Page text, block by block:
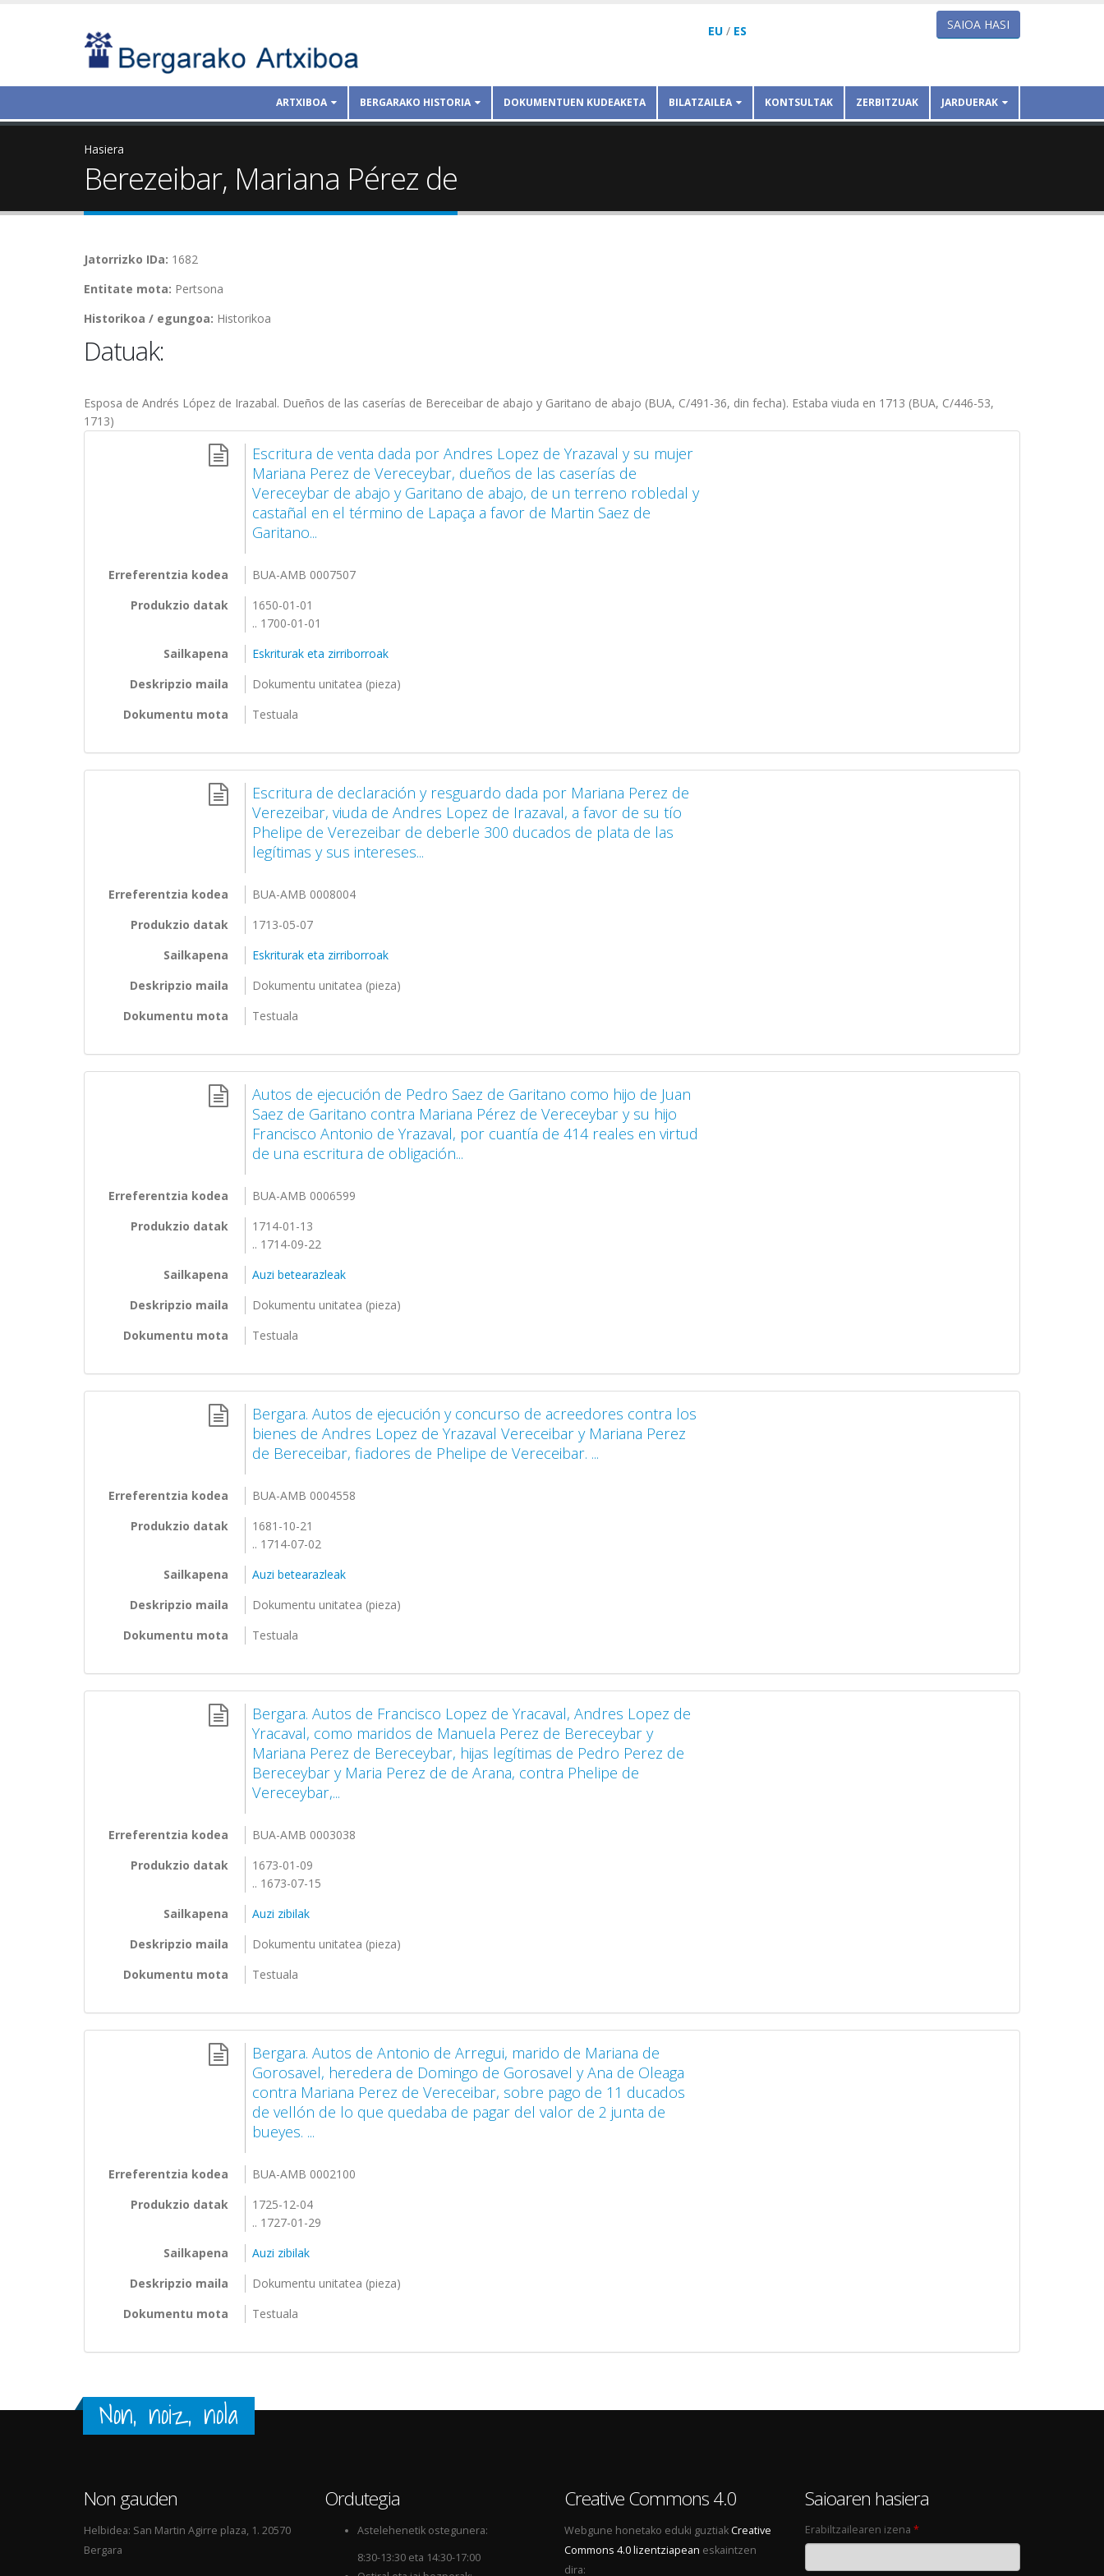
EU / ES SAIOA HASI
ARTXIBOA BERGARAKO HISTORIA DOKUMENTUEN KUDEAKETA BILATZAILEA KONTSULTAK ZERBITZUAK JARDUERAK
Hasiera
Berezeibar, Mariana Pérez de
Jatorrizko IDa: 1682
Entitate mota: Pertsona
Historikoa / egungoa: Historikoa
Datuak:
Esposa de Andrés López de Irazabal. Dueños de las caserías de Bereceibar de abajo y Garitano de abajo (BUA, C/491-36, din fecha). Estaba viuda en 1713 (BUA, C/446-53,
1713)
Escritura de venta dada por Andres Lopez de Yrazaval y su mujer
Mariana Perez de Vereceybar, dueños de las caserías de
Vereceybar de abajo y Garitano de abajo, de un terreno robledal y
castañal en el término de Lapaça a favor de Martin Saez de
Garitano...
Erreferentzia kodea
BUA-AMB 0007507
Produkzio datak
1650-01-01
.. 1700-01-01
Sailkapena
Eskriturak eta zirriborroak
Deskripzio maila
Dokumentu unitatea (pieza)
Dokumentu mota
Testuala
Escritura de declaración y resguardo dada por Mariana Perez de
Verezeibar, viuda de Andres Lopez de Irazaval, a favor de su tío
Phelipe de Verezeibar de deberle 300 ducados de plata de las
legítimas y sus intereses...
Erreferentzia kodea
BUA-AMB 0008004
Produkzio datak
1713-05-07
Sailkapena
Eskriturak eta zirriborroak
Deskripzio maila
Dokumentu unitatea (pieza)
Dokumentu mota
Testuala
Autos de ejecución de Pedro Saez de Garitano como hijo de Juan
Saez de Garitano contra Mariana Pérez de Vereceybar y su hijo
Francisco Antonio de Yrazaval, por cuantía de 414 reales en virtud
de una escritura de obligación...
Erreferentzia kodea
BUA-AMB 0006599
Produkzio datak
1714-01-13
.. 1714-09-22
Sailkapena
Auzi betearazleak
Deskripzio maila
Dokumentu unitatea (pieza)
Dokumentu mota
Testuala
Bergara. Autos de ejecución y concurso de acreedores contra los
bienes de Andres Lopez de Yrazaval Vereceibar y Mariana Perez
de Bereceibar, fiadores de Phelipe de Vereceibar. ...
Erreferentzia kodea
BUA-AMB 0004558
Produkzio datak
1681-10-21
.. 1714-07-02
Sailkapena
Auzi betearazleak
Deskripzio maila
Dokumentu unitatea (pieza)
Dokumentu mota
Testuala
Bergara. Autos de Francisco Lopez de Yracaval, Andres Lopez de
Yracaval, como maridos de Manuela Perez de Bereceybar y
Mariana Perez de Bereceybar, hijas legítimas de Pedro Perez de
Bereceybar y Maria Perez de de Arana, contra Phelipe de
Vereceybar,...
Erreferentzia kodea
BUA-AMB 0003038
Produkzio datak
1673-01-09
.. 1673-07-15
Sailkapena
Auzi zibilak
Deskripzio maila
Dokumentu unitatea (pieza)
Dokumentu mota
Testuala
Bergara. Autos de Antonio de Arregui, marido de Mariana de
Gorosavel, heredera de Domingo de Gorosavel y Ana de Oleaga
contra Mariana Perez de Vereceibar, sobre pago de 11 ducados
de vellón de lo que quedaba de pagar del valor de 2 junta de
bueyes. ...
Erreferentzia kodea
BUA-AMB 0002100
Produkzio datak
1725-12-04
.. 1727-01-29
Sailkapena
Auzi zibilak
Deskripzio maila
Dokumentu unitatea (pieza)
Dokumentu mota
Testuala
Non, noiz, nola
Non gauden
Helbidea: San Martin Agirre plaza, 1. 20570
Bergara
Ordutegia
Astelehenetik ostegunera:
8:30-13:30 eta 14:30-17:00
Creative Commons 4.0
Webgune honetako eduki guztiakCreative
Commons 4.0 lizentziapean eskaintzen
dira:
Saioaren hasiera
Erabiltzailearen izena *